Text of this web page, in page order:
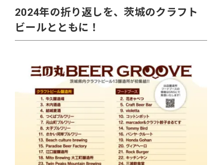
2024年の折り返しを、茨城のクラフト
ビールとともに！